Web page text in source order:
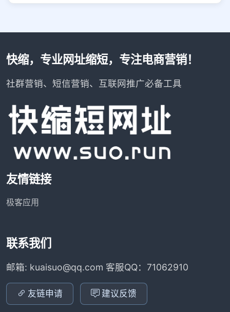
快缩，专业网址缩短，专注电商营销！
社群营销、短信营销、互联网推广必备工具
友情链接
极客应用
联系我们
邮箱: kuaisuo@qq.com 客服QQ：71062910
友链申请 建议反馈